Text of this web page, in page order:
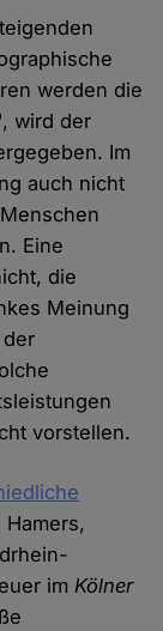
werden die
wird der
Im
auch nicht
Eine
die
Meinung
vorstellen.
imKölner